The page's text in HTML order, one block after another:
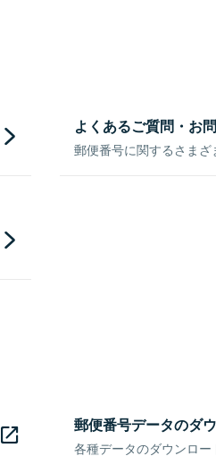
よくあるご質問・お
郵便番号に関するさまざ
郵便番号データのダ
各種データのダウンロー